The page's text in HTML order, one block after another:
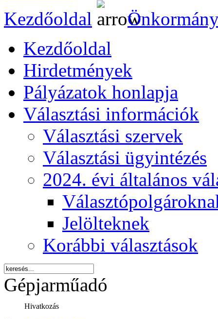
Kezdőoldal
Kezdőoldal
Hirdetmények
Pályázatok honlapja
Választási információk
Választási szervek
Választási ügyintézés
2024. évi általános
Jelölteknek
Korábbi választások
Gépjarműadó
Hivatkozás